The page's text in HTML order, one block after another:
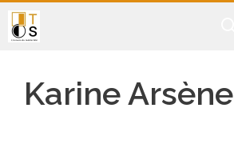
Aller
au
Karine Arsène